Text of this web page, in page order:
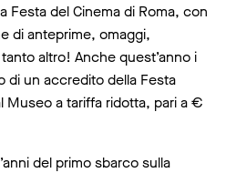
Festa del Cinema di Roma, con
di anteprime, omaggi,
altro! Anche quest’anno i
di un accredito della Festa
Museo a tariffa ridotta, pari a €
del primo sbarco sulla